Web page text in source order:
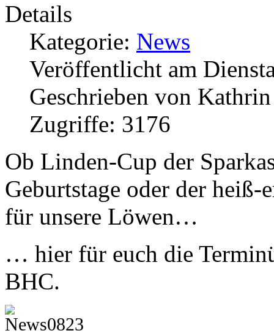
Details
Kategorie: News
Veröffentlicht am
Geschrieben von
Zugriffe: 3176
Ob Linden-Cup der
Geburtstage oder der heiß-
für unsere Löwen…
… hier für euch die
BHC.